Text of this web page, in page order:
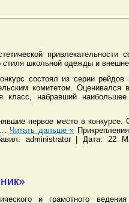
привлекательности
стиля школьной одежды и
состоял из серии рейдов
комитетом. Оценивался
класс, набравший наибольшее
первое место в конкурсе.
Читать дальше »
administrator | Дата: 22
и грамотного ведения